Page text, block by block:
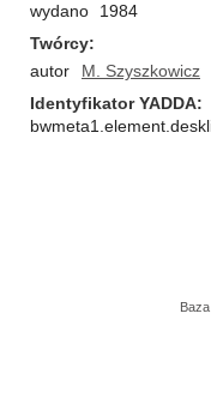
wydano
1984
Twórcy
autor
M. Szyszkowicz
Identyfikator YADDA